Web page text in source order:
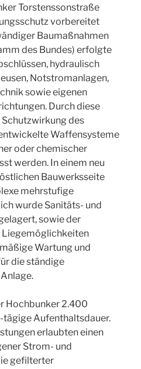
Torstenssonstraße
vorbereitet
Baumaßnahmen
des Bundes) erfolgte
hydraulisch
Notstromanlagen,
sowie eigenen
Durch diese
des
Waffensysteme
oder chemischer
werden. In einem neu
Bauwerksseite
mehrstufige
wurde Sanitäts- und
sowie der
Liegemöglichkeiten
Wartung und
die ständige
Hochbunker 2.400
tägige Aufenthaltsdauer.
erlaubten einen
Strom- und
gefilterter